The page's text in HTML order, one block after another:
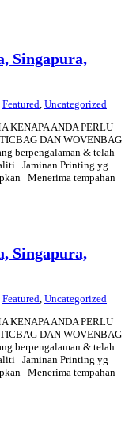
Singapura,
Featured Uncategorized
KENAPA ANDA PERLU
DAN WOVENBAG
berpengalaman & telah
Jaminan Printing yg
Menerima tempahan
Singapura,
Featured, Uncategorized
KENAPA ANDA PERLU
DAN WOVENBAG
berpengalaman & telah
Jaminan Printing yg
Menerima tempahan